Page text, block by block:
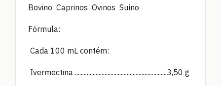
Bovino Caprinos Ovinos Suíno
Fórmula:
Cada 100 mL contém:
Ivermectina ..............................................................3,50 g